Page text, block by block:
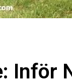
Inför